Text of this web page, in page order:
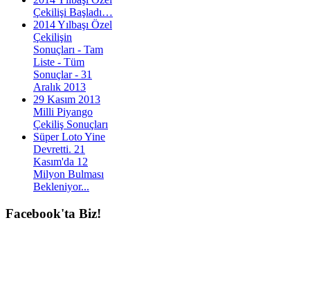
Çekilişi Başladı…
2014 Yılbaşı Özel
Çekilişin
Sonuçları - Tam
Liste - Tüm
Sonuçlar - 31
Aralık 2013
29 Kasım 2013
Milli Piyango
Çekiliş Sonuçları
Süper Loto Yine
Devretti. 21
Kasım'da 12
Milyon Bulması
Bekleniyor...
Facebook'ta Biz!